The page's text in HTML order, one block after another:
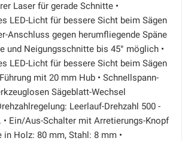
Laser für gerade Schnitte •
LED-Licht für bessere Sicht beim Sägen
Anschluss gegen herumfliegende Späne
und Neigungsschnitte bis 45° möglich •
LED-Licht für bessere Sicht beim Sägen
mit 20 mm Hub • Schnellspann-
Sägeblatt-Wechsel
Leerlauf-Drehzahl 500 -
• Ein/Aus-Schalter mit Arretierungs-Knopf
in Holz: 80 mm, Stahl: 8 mm •